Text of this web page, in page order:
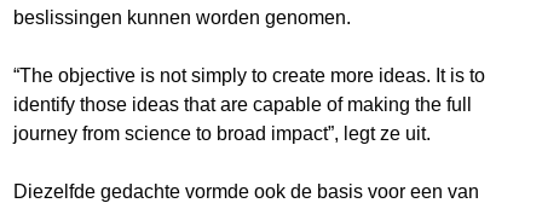
beslissingen kunnen worden genomen.
“The objective is not simply to create more ideas. It is to
identify those ideas that are capable of making the full
journey from science to broad impact”, legt ze uit.
Diezelfde gedachte vormde ook de basis voor een van